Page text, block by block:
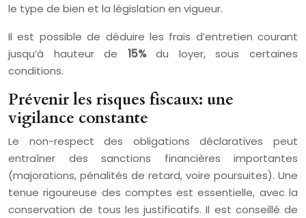
le type de bien et la législation en vigueur.
Il est possible de déduire les frais d’entretien courant
jusqu’à hauteur de 15%du loyer, sous certaines
conditions.
Prévenir les risques fiscaux: une
vigilance constante
Le non-respect des obligations déclaratives peut
entraîner des sanctions financières importantes
(majorations, pénalités de retard, voire poursuites). Une
tenue rigoureuse des comptes est essentielle, avec la
conservation de tous les justificatifs. Il est conseillé de